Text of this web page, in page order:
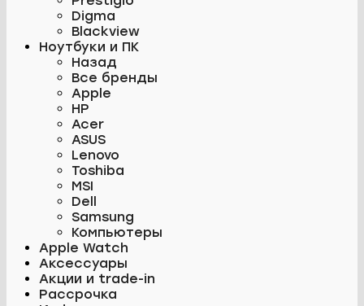
Digma
Blackview
Ноутбуки и ПК
Назад
Все бренды
Apple
HP
Acer
ASUS
Lenovo
Toshiba
MSI
Dell
Samsung
Компьютеры
Apple Watch
Аксессуары
Акции и trade-in
Рассрочка